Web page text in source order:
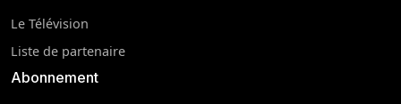
Le Télévision
Liste de partenaire
Abonnement